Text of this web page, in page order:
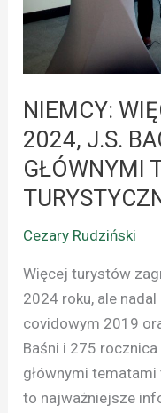
NIEMCY:
2024, J.S.
GŁÓWNYMI
Cezary Rudziński
Więcej turystów
2024 roku, ale
covidowym 2019
Baśni i 275
głównymi
to najważniejsze
I
SZLAK
BAŚNI
TEMATAMI
TURYSTYCZNYMI
2025